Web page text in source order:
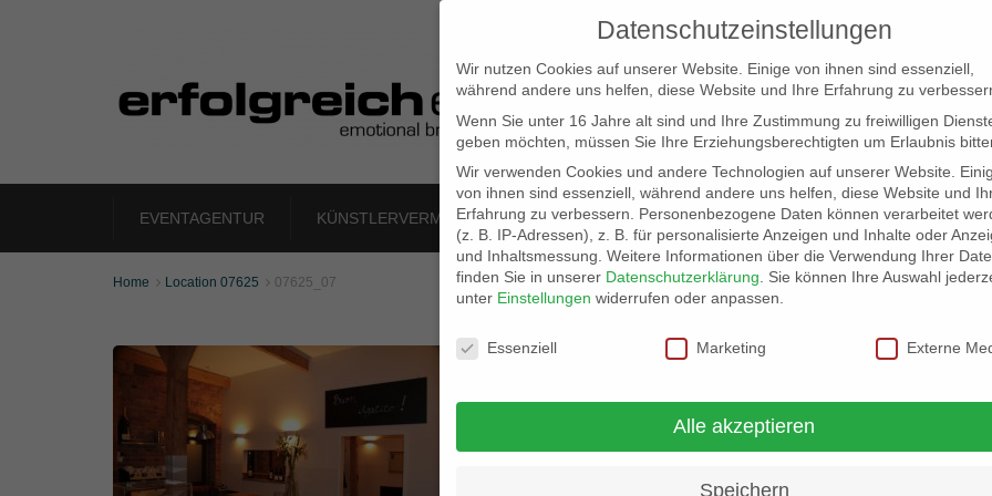
EVENTAGENTUR KÜNSTLERVERMITTLUNG LOCATION SCOUT ELB-LOCATION: PANORAMA
Home  Location 07625  07625_07
Datenschutzeinstellungen
Wir nutzen Cookies auf unserer Website. Einige von ihnen sind essenziell,
während andere uns helfen, diese Website und Ihre Erfahrung zu
Wenn Sie unter 16 Jahre alt sind und Ihre Zustimmung zu freiwilligen
geben möchten, müssen Sie Ihre Erziehungsberechtigten um Erlaubnis
Wir verwenden Cookies und andere Technologien auf unserer Website.
von ihnen sind essenziell, während andere uns helfen, diese Website und
Erfahrung zu verbessern.
Personenbezogene Daten können verarbeitet
(z. B. IP-Adressen), z. B. für personalisierte Anzeigen und Inhalte oder
und Inhaltsmessung. Weitere Informationen über die Verwendung Ihrer
finden Sie in unserer Datenschutzerklärung
Sie können Ihre Auswahl
unter Einstellungen widerrufen oder anpassen.
Datenschutzeinstellungen
Essenziell Marketing Externe
Alle akzeptieren
Speichern